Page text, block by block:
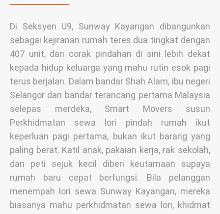
Di Seksyen U9, Sunway Kayangan dibangunkan
sebagai kejiranan rumah teres dua tingkat dengan
407 unit, dan corak pindahan di sini lebih dekat
kepada hidup keluarga yang mahu rutin esok pagi
terus berjalan. Dalam bandar Shah Alam, ibu negeri
Selangor dan bandar terancang pertama Malaysia
selepas merdeka, Smart Movers susun
Perkhidmatan sewa lori pindah rumah ikut
keperluan pagi pertama, bukan ikut barang yang
paling berat. Katil anak, pakaian kerja, rak sekolah,
dan peti sejuk kecil diberi keutamaan supaya
rumah baru cepat berfungsi. Bila pelanggan
menempah lori sewa Sunway Kayangan, mereka
biasanya mahu perkhidmatan sewa lori, khidmat